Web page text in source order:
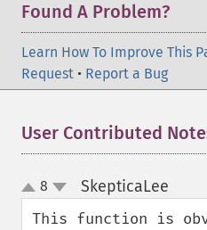
Found A Problem?
Learn How To Improve This
Request • Report a Bug
User Contributed
up
down
8 SkepticaLee
This function is